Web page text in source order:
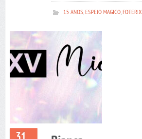
15 AÑOS,ESPEJO MAGICO,FOTERIX